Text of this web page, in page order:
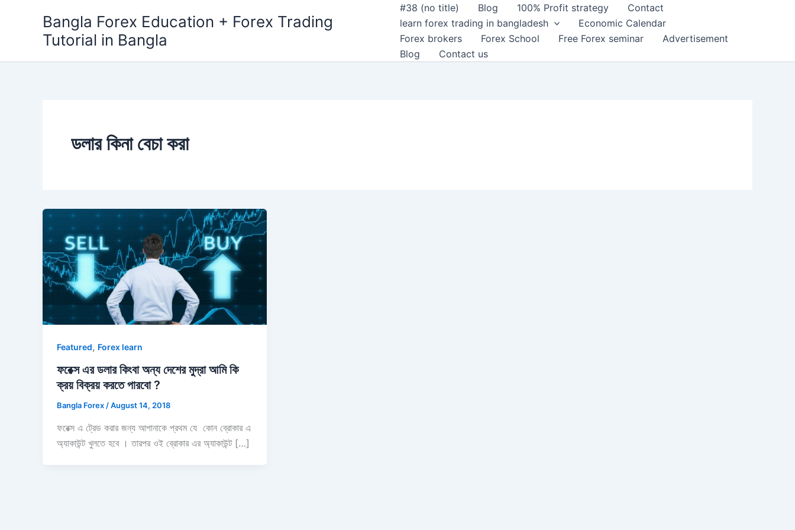
Bangla Forex Education + Forex Trading
Tutorial in Bangla
#38 (no title) Blog 100% Profit strategy
Contact
learn forex trading in bangladesh
Economic Calendar
Forex brokers
Forex School Free Forex seminar
Advertisement
Blog
Contact us
ডলার কিনা বেচা করা
Featured, Forex learn
ফরেক্স এর ডলার কিংবা অন্য দেশের মুদ্রা আমি কি
ক্রয় বিক্রয় করতে পারবো ?
Bangla Forex/August 14, 2018
ফরেক্স এ ট্রেড করার জন্য আপানাকে প্রথম যে কোন ব্রোকার এ
অ্যাকাউন্ট খুলতে হবে । তারপর ওই ব্রোকার এর অ্যাকাউন্ট […]